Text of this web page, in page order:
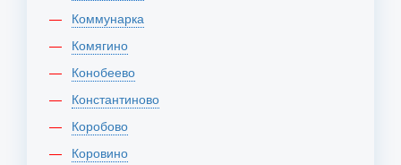
Коммунарка
Комягино
Конобеево
Константиново
Коробово
Коровино